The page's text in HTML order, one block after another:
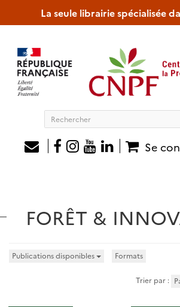
La seule librairie spécialisée
siteSe
FORÊT &
Publications disponibles Formats
Trier par :